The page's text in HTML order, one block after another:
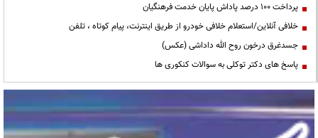
پرداخت ۱۰۰ درصد پاداش پایان خدمت فرهنگیان
خلافی آنلاین/استعلام خلافی خودرو از طریق اینترنت، پیام کوتاه ، تلفن
جسدغرق درخون روح الله داداشی (عکس)
پاسخ های دکتر توکلی به سوالات کنکوری ها